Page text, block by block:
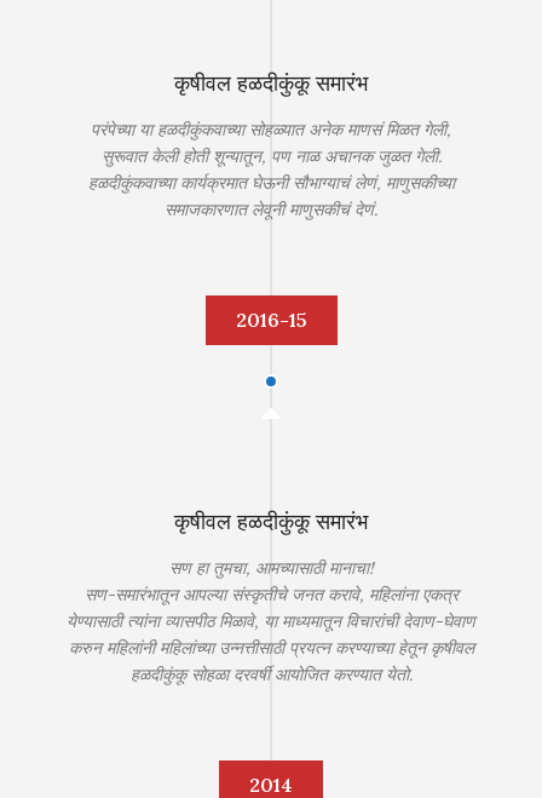
कृषीवल हळदीकुंकू समारंभ
परंपेच्या या हळदीकुंकवाच्या सोहळ्यात अनेक माणसं मिळत गेली,
सुरूवात केली होती शून्यातून, पण नाळ अचानक जुळत गेली.
हळदीकुंकवाच्या कार्यक्रमात घेऊनी सौभाग्याचं लेणं, माणुसकीच्या
समाजकारणात लेवूनी माणुसकीचं देणं.
2016-15
कृषीवल हळदीकुंकू समारंभ
सण हा तुमचा, आमच्यासाठी मानाचा!
सण-समारंभातून आपल्या संस्कृतीचे जनत करावे, महिलांना एकत्र
येण्यासाठी त्यांना व्यासपीठ मिळावे, या माध्यमातून विचारांची देवाण-घेवाण
करुन महिलांनी महिलांच्या उन्नत्तीसाठी प्रयत्न करण्याच्या हेतून कृषीवल
हळदीकुंकू सोहळा दरवर्षी आयोजित करण्यात येतो.
2014